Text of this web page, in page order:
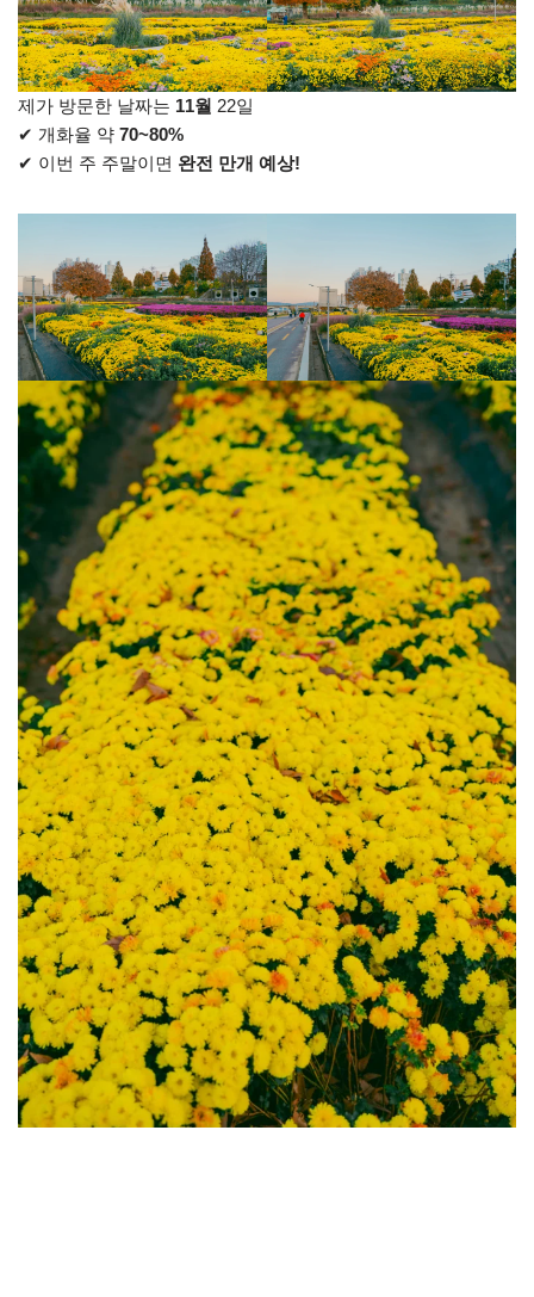
제가 방문한 날짜는 11월 22일
✔ 개화율 약 70~80%
✔ 이번 주 주말이면 완전 만개 예상!